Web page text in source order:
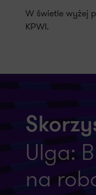
W świetle wyżej
KPWI.
Ulga:
na